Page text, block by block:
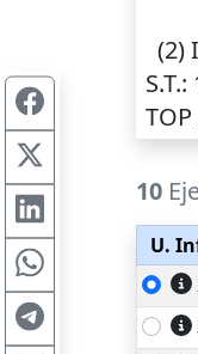
(2)
S.T.:
10
U.